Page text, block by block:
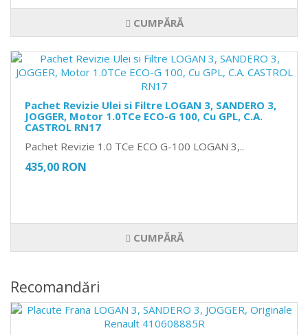
CUMPĂRĂ
Pachet Revizie Ulei si Filtre LOGAN 3, SANDERO 3,
JOGGER, Motor 1.0TCe ECO-G 100, Cu GPL, C.A.
CASTROL RN17
Pachet Revizie 1.0 TCe ECO G-100 LOGAN 3,..
435,00 RON
CUMPĂRĂ
Recomandări